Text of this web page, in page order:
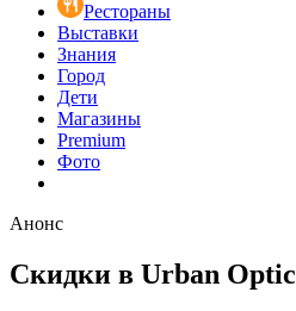
Рестораны
Выставки
Знания
Город
Дети
Магазины
Premium
Фото
Анонс
Скидки в Urban Optic